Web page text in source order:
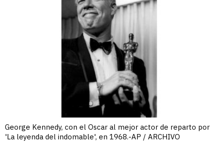
George Kennedy, con el Oscar al mejor actor de reparto por
'La leyenda del indomable', en 1968.-AP / ARCHIVO